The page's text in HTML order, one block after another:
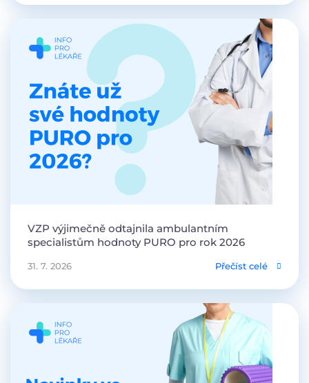
VZP výjimečně odtajnila ambulantním
specialistům hodnoty PURO pro rok 2026
31. 7. 2026 Přečíst celé